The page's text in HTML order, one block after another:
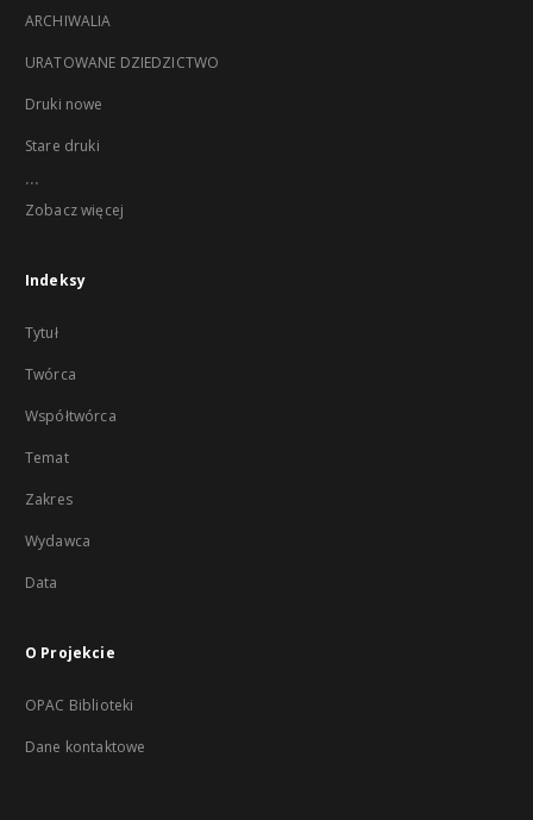
ARCHIWALIA
URATOWANE DZIEDZICTWO
Druki nowe
Stare druki
...
Zobacz więcej
Indeksy
Tytuł
Twórca
Współtwórca
Temat
Zakres
Wydawca
Data
O Projekcie
OPAC Biblioteki
Dane kontaktowe